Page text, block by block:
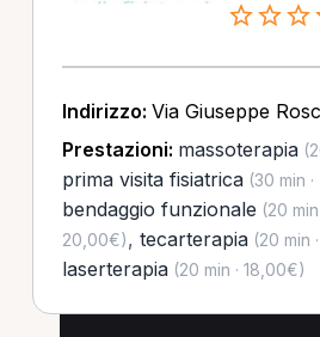
Indirizzo: Via Giuseppe
Prestazioni: massoterapia
prima visita fisiatrica(30 min
bendaggio funzionale (20
20,00€), tecarterapia(20 min
laserterapia(20 min · 18,00€)